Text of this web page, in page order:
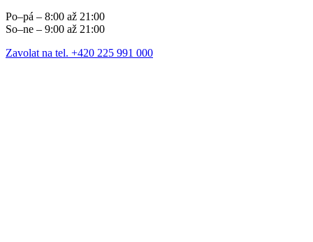
Po–pá – 8:00 až 21:00
So–ne – 9:00 až 21:00
Zavolat na tel. +420 225 991 000